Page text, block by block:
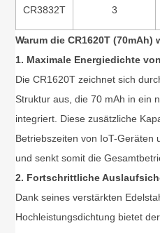
CR3832T 3
Warum die CR1620T (70mAh)
1. Maximale Energiedichte
Die CR1620T zeichnet sich
Struktur aus, die 70 mAh in ein
integriert. Diese zusätzliche
Betriebszeiten von IoT-Geräten
und senkt somit die
2. Fortschrittliche
Dank seines verstärkten
Hochleistungsdichtung bietet